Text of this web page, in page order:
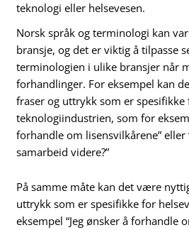
teknologi eller helsevesen.
Norsk språk og terminologi kan
bransje, og det er viktig å tilpasse
terminologien i ulike bransjer når
forhandlinger. For eksempel kan
fraser og uttrykk som er spesifikke
teknologiindustrien, som for
forhandle om lisensvilkårene” eller
samarbeid videre?”
På samme måte kan det være
uttrykk som er spesifikke for
eksempel “Jeg ønsker å forhandle